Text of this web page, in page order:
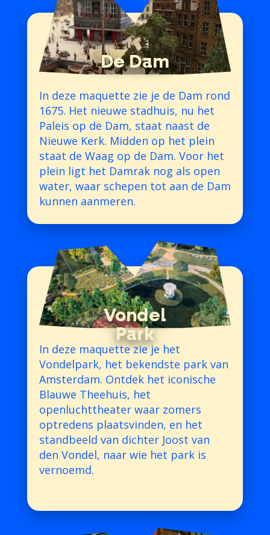
De Dam
In deze maquette zie je de Dam rond
1675. Het nieuwe stadhuis, nu het
Paleis op de Dam, staat naast de
Nieuwe Kerk. Midden op het plein
staat de Waag op de Dam. Voor het
plein ligt het Damrak nog als open
water, waar schepen tot aan de Dam
kunnen aanmeren.
In deze maquette zie je het
Vondelpark, het bekendste park van
Amsterdam. Ontdek het iconische
Blauwe Theehuis, het
openluchttheater waar zomers
optredens plaatsvinden, en het
standbeeld van dichter Joost van
den Vondel, naar wie het park is
vernoemd.
Vondel
Park